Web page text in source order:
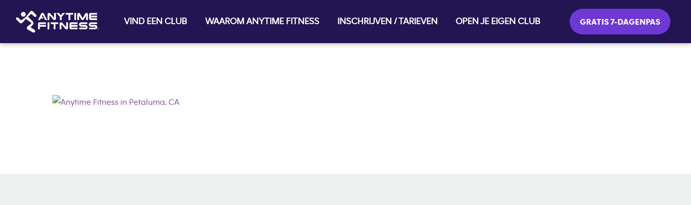
VIND EEN CLUB WAAROM ANYTIME FITNESS INSCHRIJVEN / TARIEVEN OPEN JE EIGEN CLUB GRATIS 7-DAGENPAS